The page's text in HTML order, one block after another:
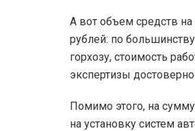
А вот объем средств на
рублей: по
горхозу, стоимость
экспертизы
Помимо этого, на
на установку систем